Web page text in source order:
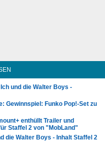
und die Walter Boys -
Gewinnspiel: Funko Pop!-Set zu
enthüllt Trailer und
Staffel 2 von "MobLand"
die Walter Boys - Inhalt Staffel 2